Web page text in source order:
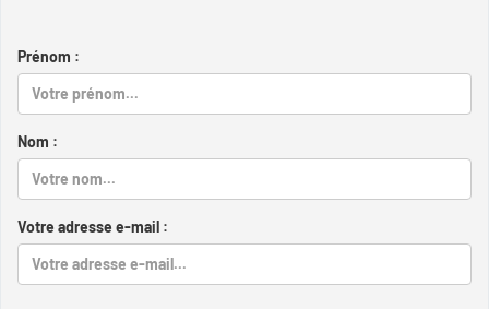
Prénom :
Nom :
Votre adresse e-mail :